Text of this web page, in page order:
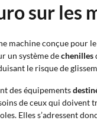
sur les
machine conçue pour le
un système dechenilles
le risque de
des équipements
de ceux qui doivent
Elles s’adressent